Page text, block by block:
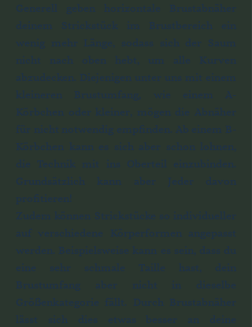
Generell geben horizontale Brustabnäher
deinem Strickstück im Brustbereich ein
wenig mehr Länge, sodass sich der Saum
nicht nach oben hebt, um alle Kurven
abzudecken. Diejenigen unter uns mit einem
kleineren Brustumfang, wie einem A-
Körbchen oder kleiner, mögen die Abnäher
für nicht notwendig empfinden. Ab einem B-
Körbchen kann es sich aber schon lohnen,
die Technik mit ins Oberteil einzubinden.
Grundsätzlich kann aber Jeder davon
profitieren!
Zudem können Strickstücke so individueller
auf verschiedene Körperformen angepasst
werden. Beispielsweise kann es sein, dass du
eine sehr schmale Taille hast, dein
Brustumfang aber nicht in dieselbe
Größenkategorie fällt. Durch Brustabnäher
lässt sich dies etwas besser an deine